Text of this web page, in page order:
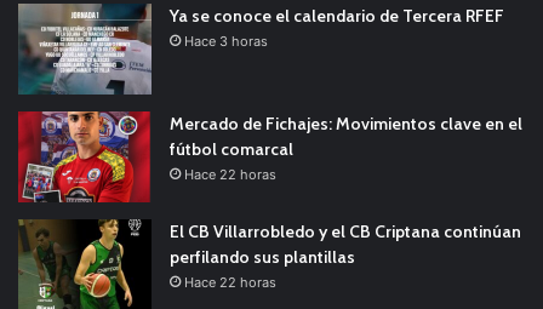
Ya se conoce el calendario de Tercera RFEF
Hace 3 horas
Mercado de Fichajes: Movimientos clave en el
fútbol comarcal
Hace 22 horas
El CB Villarrobledo y el CB Criptana continúan
perfilando sus plantillas
Hace 22 horas